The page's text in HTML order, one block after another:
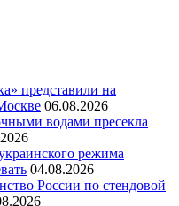
представили на
06.08.2026
водами пресекла
режима
04.08.2026
России по стендовой